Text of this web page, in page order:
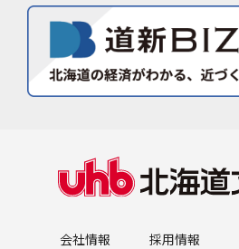
会社情報 採用情報